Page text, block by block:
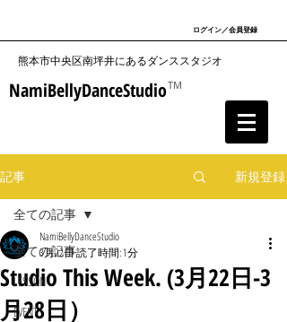
ログイン／会員登録
​熊本市中央区南坪井にあるダンススタジオ
NamiBellyDanceStudioTM
記事 新規登録
全ての記事
LESSON
EVENT
全ての記事
Studio This Week. (3月22日-3
月28日）
NamiBellyDanceStudio
3月22日読了時間: 1分